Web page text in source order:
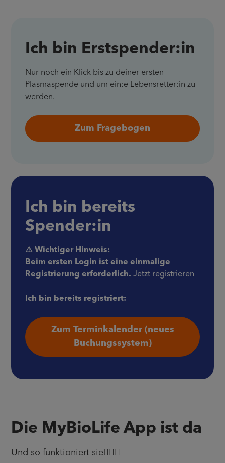
Ich bin Erstspender:in
Nur noch ein Klick bis zu deiner ersten
Plasmaspende und um ein:e Lebensretter:in zu
werden.
Zum Fragebogen
Ich bin bereits
Spender:in
⚠️ Wichtiger Hinweis:
Beim ersten Login ist eine einmalige
Registrierung erforderlich. Jetzt registrieren
Ich bin bereits registriert:
Zum Terminkalender (neues
Buchungssystem)
Die MyBioLife App ist da
Und so funktioniert sie👉🏼📱